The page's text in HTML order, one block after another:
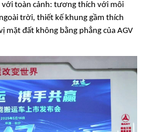
với toàn cảnh: tương thích với môi
trời, thiết kế khung gầm thích
mặt đất không bằng phẳng của AGV